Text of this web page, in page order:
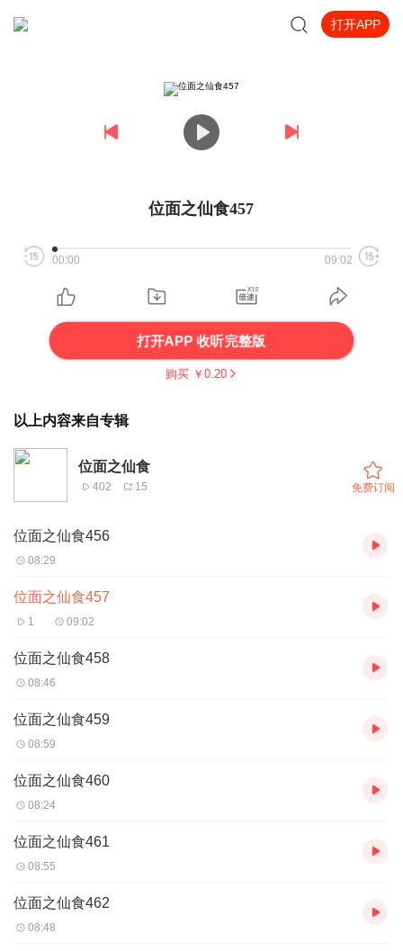
打开APP
位面之仙食457
00:00 09:02
打开APP 收听完整版
购买 ￥ 0.20
以上内容来自专辑
位面之仙食
402 15 免费订阅
位面之仙食456
08:29
位面之仙食457
1 09:02
位面之仙食458
08:46
位面之仙食459
08:59
位面之仙食460
08:24
位面之仙食461
08:55
位面之仙食462
08:48